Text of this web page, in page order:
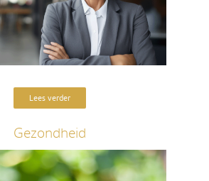
Lees verder
Gezondheid